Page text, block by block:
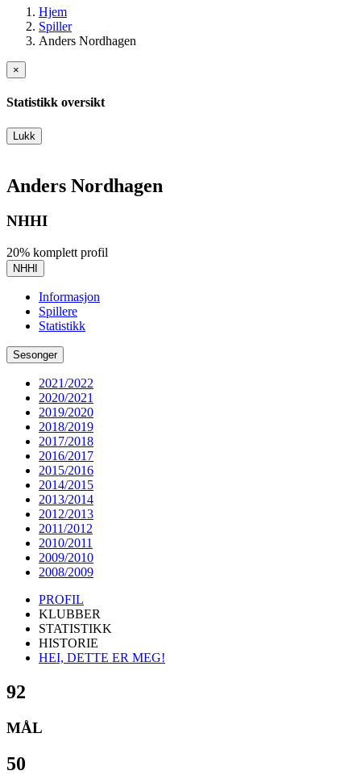
Hjem
Spiller
Anders Nordhagen
×
Statistikk oversikt
Lukk
Anders Nordhagen
NHHI
20% komplett profil
NHHI
Informasjon
Spillere
Statistikk
Sesonger
2021/2022
2020/2021
2019/2020
2018/2019
2017/2018
2016/2017
2015/2016
2014/2015
2013/2014
2012/2013
2011/2012
2010/2011
2009/2010
2008/2009
PROFIL
KLUBBER
STATISTIKK
HISTORIE
HEI, DETTE ER MEG!
92
MÅL
50